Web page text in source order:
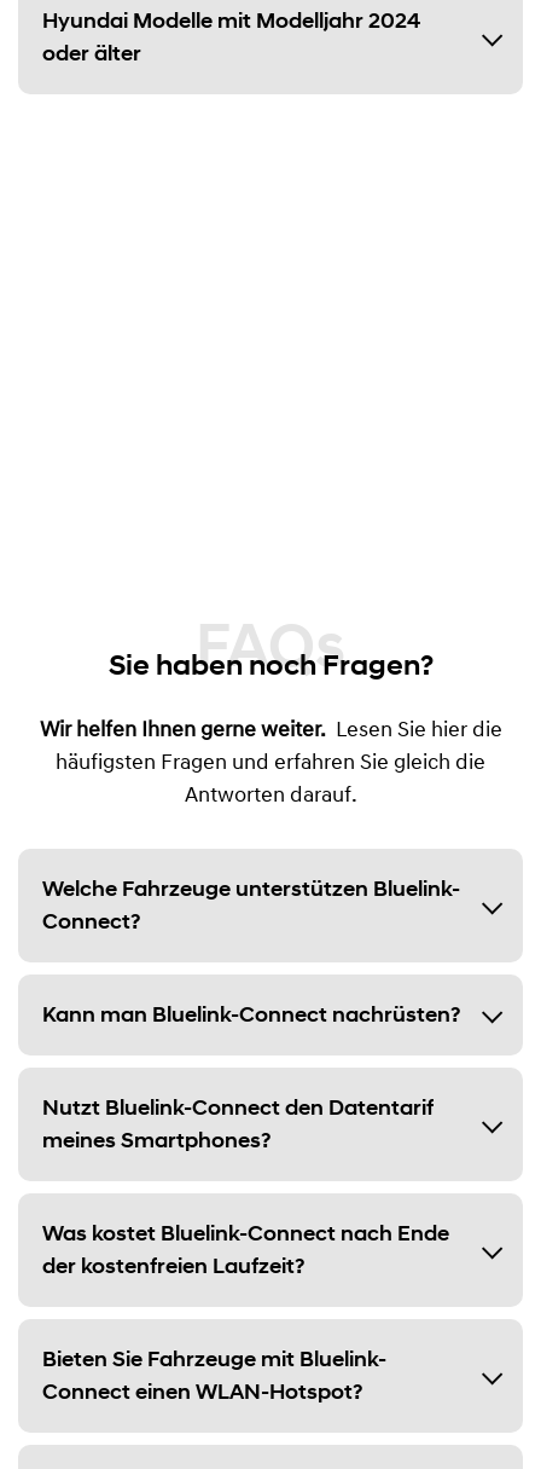
Hyundai Modelle mit Modelljahr 2024
oder älter
FAQs
Sie haben noch Fragen?
Wir helfen Ihnen gerne weiter. Lesen Sie hier die
häufigsten Fragen und erfahren Sie gleich die
Antworten darauf.
Welche Fahrzeuge unterstützen Bluelink-
Connect?
Kann man Bluelink-Connect nachrüsten?
Nutzt Bluelink-Connect den Datentarif
meines Smartphones?
Was kostet Bluelink-Connect nach Ende
der kostenfreien Laufzeit?
Bieten Sie Fahrzeuge mit Bluelink-
Connect einen WLAN-Hotspot?